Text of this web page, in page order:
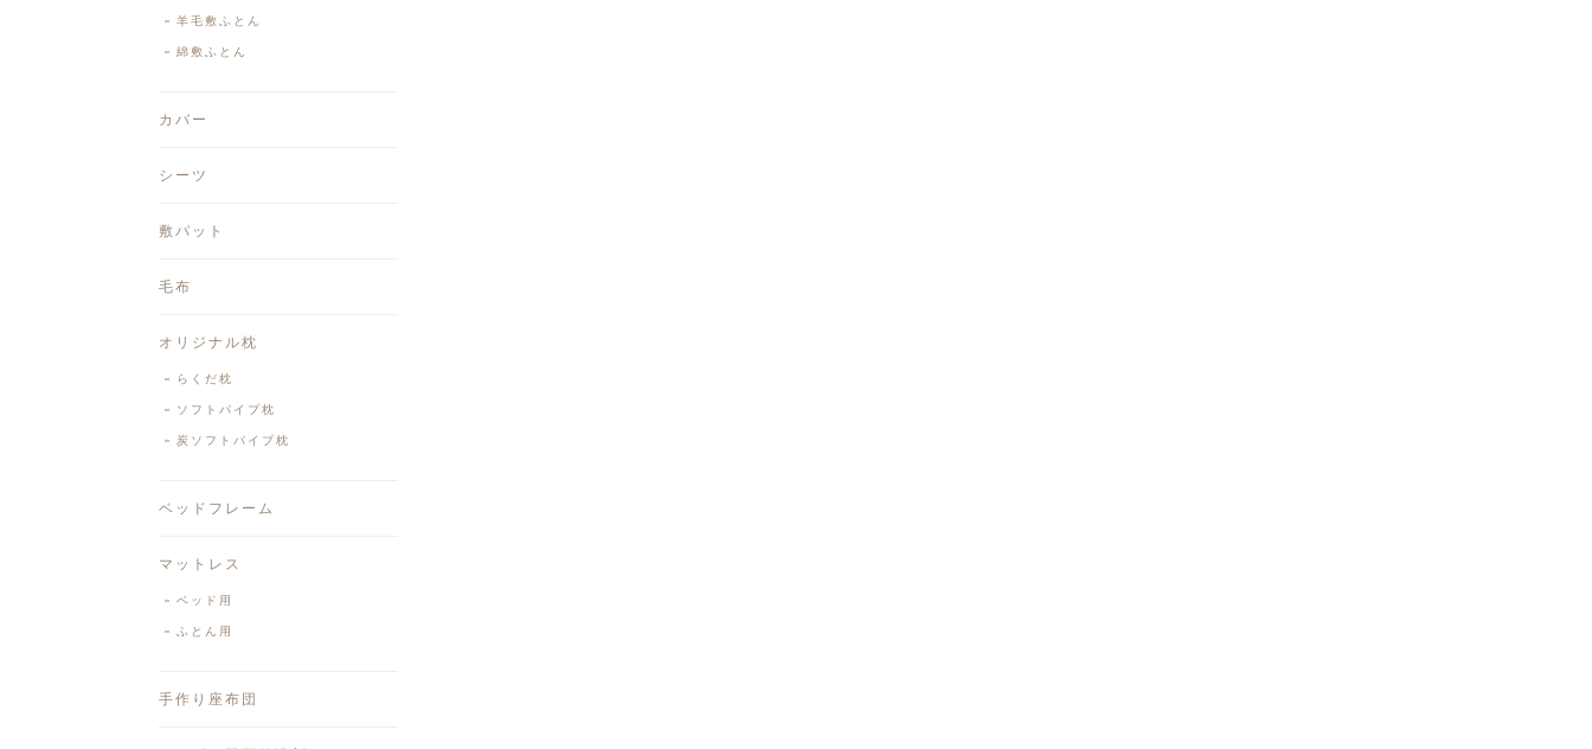
羊毛敷ふとん
綿敷ふとん
カバー
シーツ
敷パット
毛布
オリジナル枕
らくだ枕
ソフトパイプ枕
炭ソフトパイプ枕
ベッドフレーム
マットレス
ベッド用
ふとん用
手作り座布団